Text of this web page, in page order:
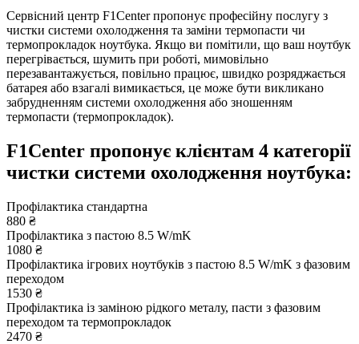
Сервісний центр F1Center пропонує професійну послугу з
чистки системи охолодження та заміни термопасти чи
термопрокладок ноутбука. Якщо ви помітили, що ваш ноутбук
перегрівається, шумить при роботі, мимовільно
перезавантажується, повільно працює, швидко розряджається
батарея або взагалі вимикається, це може бути викликано
забрудненням системи охолодження або зношенням
термопасти (термопрокладок).
F1Center пропонує клієнтам 4 категорії
чистки системи охолодження ноутбука:
Профілактика стандартна
880 ₴
Профілактика з пастою 8.5 W/mK
1080 ₴
Профілактика ігрових ноутбуків з пастою 8.5 W/mK з фазовим
переходом
1530 ₴
Профілактика із заміною рідкого металу, пасти з фазовим
переходом та термопрокладок
2470 ₴